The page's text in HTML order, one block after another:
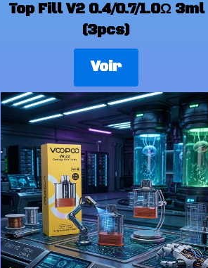
Top Fill V2 0.4/0.7/1.0Ω 3ml
(3pcs)
Voir